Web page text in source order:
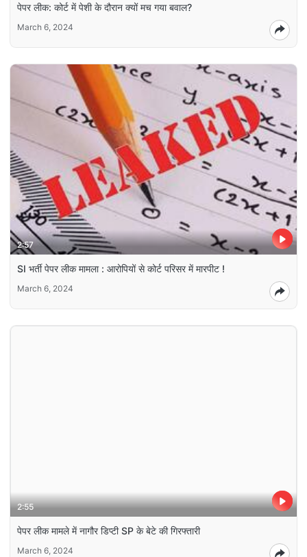
पेपर लीक: कोर्ट में पेशी के दौरान क्यों मच गया बवाल?
March 6, 2024
2:57
SI भर्ती पेपर लीक मामला : आरोपियों से कोर्ट परिसर में मारपीट !
March 6, 2024
2:55
पेपर लीक मामले में नागौर डिप्टी SP के बेटे की गिरफ्तारी
March 6, 2024